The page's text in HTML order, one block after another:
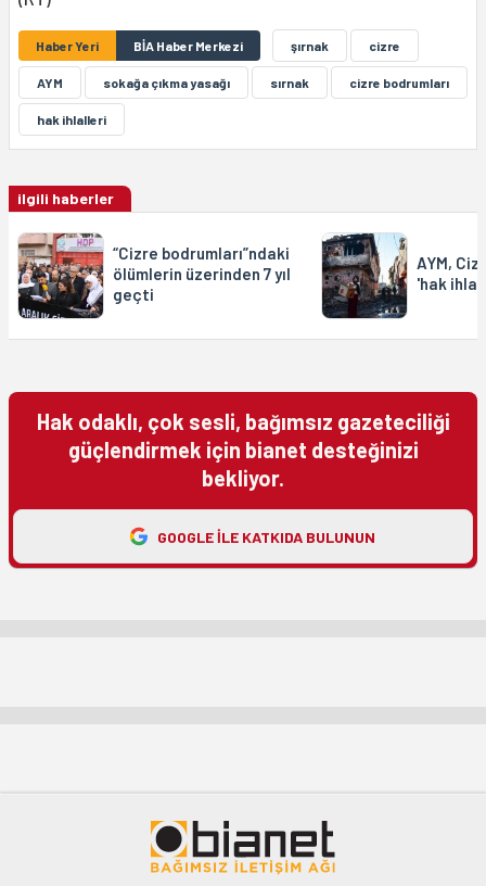
Haber Yeri BİA Haber Merkezi şırnak cizre
AYM sokağa çıkma yasağı sırnak cizre bodrumları
hak ihlalleri
ilgili haberler
“Cizre bodrumları”ndaki
ölümlerin üzerinden 7 yıl
geçti
AYM,
'hak
Hak odaklı, çok sesli, bağımsız gazeteciliği
güçlendirmek için bianet desteğinizi
bekliyor.
GOOGLE ILE KATKIDA BULUNUN